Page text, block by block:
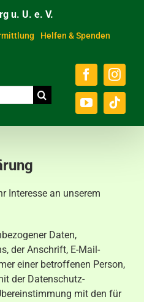
u. U. e. V.
Helfen & Spenden
Interesse an unserem
Daten,
der Anschrift, E-Mail-
einer betroffenen Person,
der Datenschutz-
mit den für